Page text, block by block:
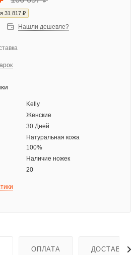
31 817 ₽
Нашли дешевле?
Kelly
Женские
30 Дней
Натуральная кожа
100%
Наличие ножек
20
ОПЛАТА ДОСТАВКА